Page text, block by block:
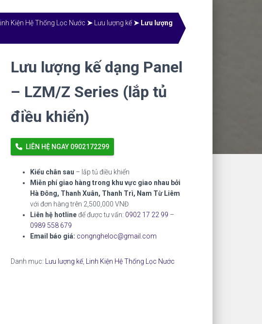
Linh Kiện Hệ Thống Lọc Nước ➤ Lưu lượng kế➤ Lưu lượng
Lưu lượng kế dạng Panel
– LZM/Z Series (lắp tủ
điều khiển)
LIÊN HỆ NGAY 0902172299
Kiểu chân sau – lắp tủ điều khiển
Miễn phí giao hàng trong khu vực giao nhau bởi
Hà Đông, Thanh Xuân, Thanh Trì, Nam Từ Liêm
với đơn hàng trên 2,500,000 VNĐ
Liên hệ hotlineđể được tư vấn: 0902 17 22 99 –
0989 558 679
Email báo giá: congngheloc@gmail.com
Danh mục: Lưu lượng kế, Linh Kiện Hệ Thống Lọc Nước